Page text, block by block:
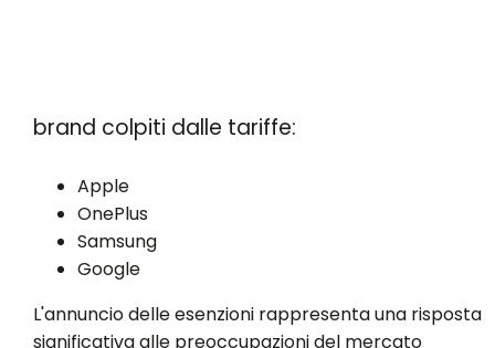
brand colpiti dalle tariffe:
Apple
OnePlus
Samsung
Google
L'annuncio delle esenzioni rappresenta una risposta
significativa alle preoccupazioni del mercato